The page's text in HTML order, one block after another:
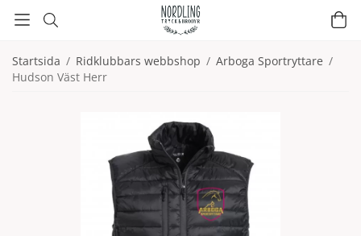
Startsida / Ridklubbars webbshop / Arboga Sportryttare /
Hudson Väst Herr